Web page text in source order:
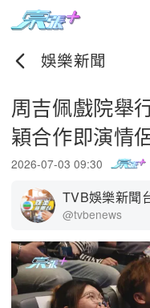
娛樂新聞
周吉佩戲院舉
穎合作即演情
2026-07-03 09:30
TVB娛樂新聞
@tvbenews